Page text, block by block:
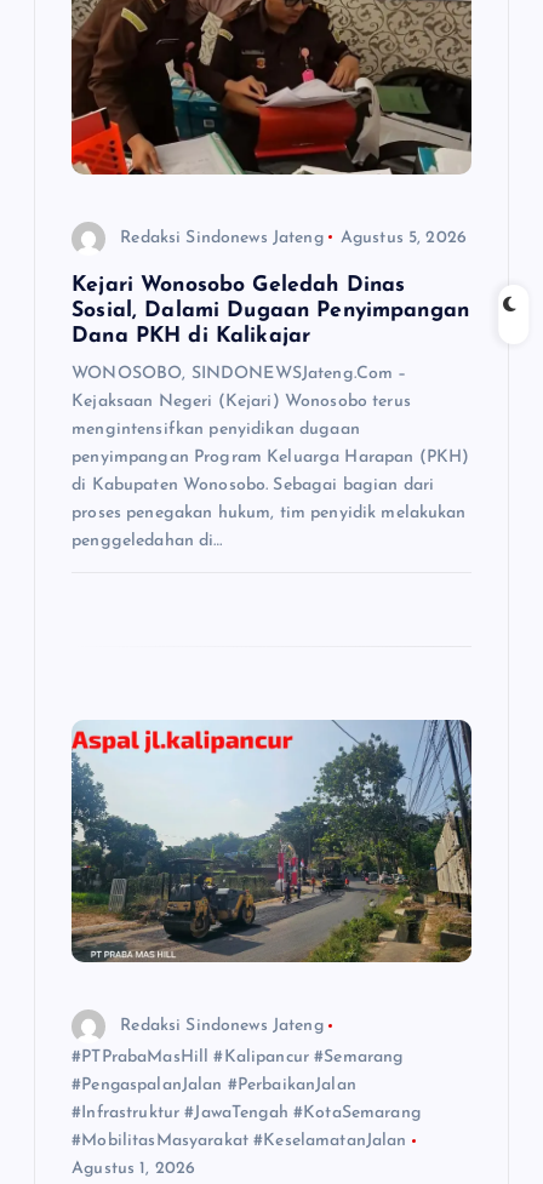
Redaksi Sindonews Jateng Agustus 5, 2026
Kejari Wonosobo Geledah Dinas
Sosial, Dalami Dugaan Penyimpangan
Dana PKH di Kalikajar
WONOSOBO, SINDONEWSJateng.Com –
Kejaksaan Negeri (Kejari) Wonosobo terus
mengintensifkan penyidikan dugaan
penyimpangan Program Keluarga Harapan (PKH)
di Kabupaten Wonosobo. Sebagai bagian dari
proses penegakan hukum, tim penyidik melakukan
penggeledahan di…
Redaksi Sindonews Jateng
#PTPrabaMasHill #Kalipancur #Semarang
#PengaspalanJalan #PerbaikanJalan
#Infrastruktur #JawaTengah #KotaSemarang
#MobilitasMasyarakat #KeselamatanJalan
Agustus 1, 2026